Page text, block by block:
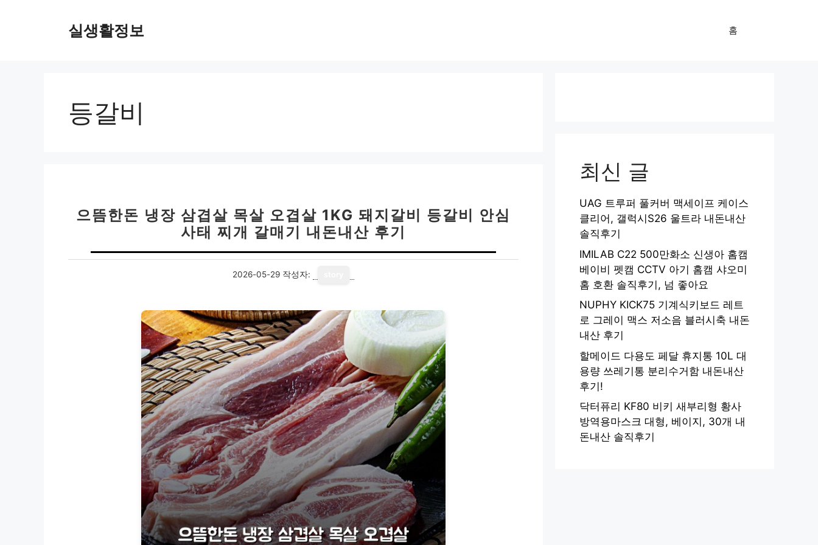
실생활정보 홈
등갈비
으뜸한돈 냉장 삼겹살 목살 오겹살 1KG 돼지갈비 등갈비 안심
사태 찌개 갈매기 내돈내산 후기
2026-05-29 작성자:
최신 글
UAG 트루퍼 풀커버 맥세이프 케이스
클리어, 갤럭시S26 울트라 내돈내산
솔직후기
IMILAB C22 500만화소 신생아 홈캠
베이비 펫캠 CCTV 아기 홈캠 샤오미
홈 호환 솔직후기, 넘 좋아요
NUPHY KICK75 기계식키보드 레트
로 그레이 맥스 저소음 블러시축 내돈
내산 후기
할메이드 다용도 페달 휴지통 10L 대
용량 쓰레기통 분리수거함 내돈내산
후기!
닥터퓨리 KF80 비키 새부리형 황사
방역용마스크 대형, 베이지, 30개 내
돈내산 솔직후기